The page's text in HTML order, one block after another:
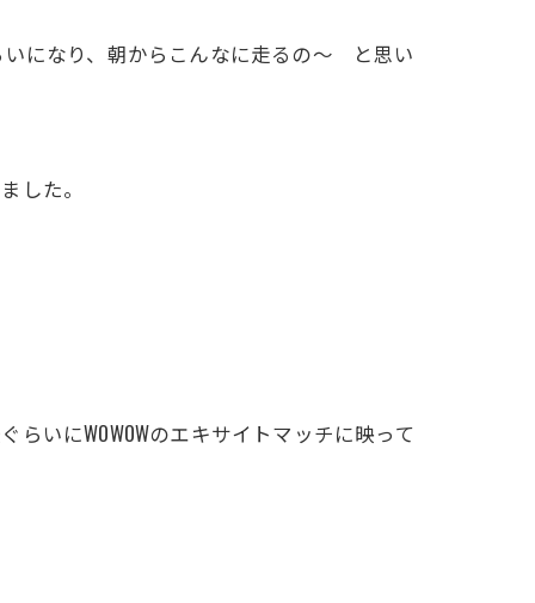
いになり、朝からこんなに走るの～ と思い
した。
いにWOWOWのエキサイトマッチに映って